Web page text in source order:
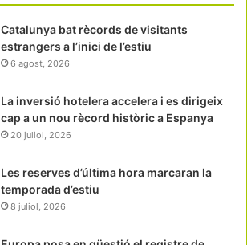
Catalunya bat rècords de visitants
estrangers a l’inici de l’estiu
6 agost, 2026
La inversió hotelera accelera i es dirigeix
cap a un nou rècord històric a Espanya
20 juliol, 2026
Les reserves d’última hora marcaran la
temporada d’estiu
8 juliol, 2026